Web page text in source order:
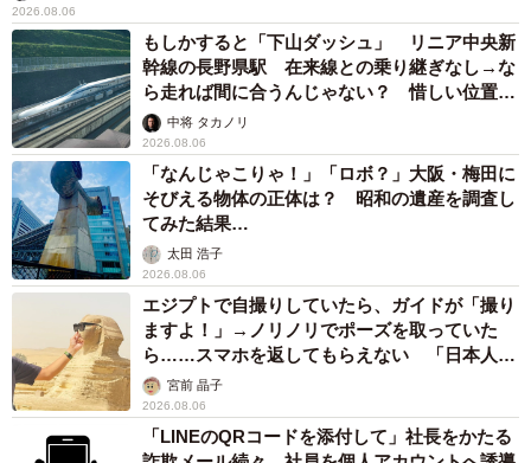
2026.08.06
もしかすると「下山ダッシュ」 リニア中央新
幹線の長野県駅 在来線との乗り継ぎなし→な
ら走れば間に合うんじゃない？ 惜しい位置関
係が反響
中将 タカノリ
2026.08.06
「なんじゃこりゃ！」「ロボ？」大阪・梅田に
そびえる物体の正体は？ 昭和の遺産を調査し
てみた結果…
太田 浩子
2026.08.06
エジプトで自撮りしていたら、ガイドが「撮り
ますよ！」→ノリノリでポーズを取っていた
ら……スマホを返してもらえない 「日本人は
カモ代表かも」「私は6時間で3万円払った」
宮前 晶子
2026.08.06
「LINEのQRコードを添付して」社長をかたる